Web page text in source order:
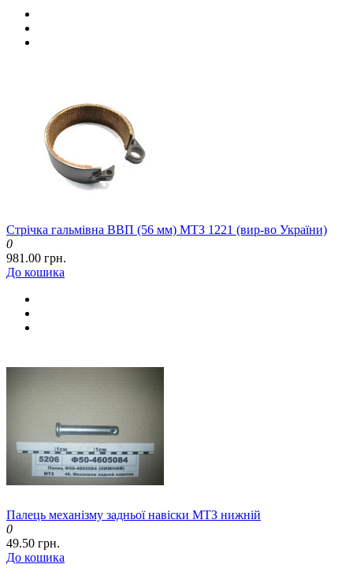
Стрічка гальмівна ВВП (56 мм) МТЗ 1221 (вир-во України)
0
981.00 грн.
До кошика
Палець механізму задньої навіски МТЗ нижній
0
49.50 грн.
До кошика